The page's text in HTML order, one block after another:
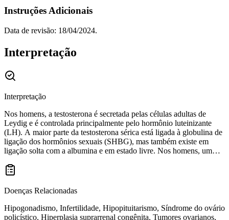
Instruções Adicionais
Data de revisão: 18/04/2024.
Interpretação
Interpretação
Nos homens, a testosterona é secretada pelas células adultas de
Leydig e é controlada principalmente pelo hormônio luteinizante
(LH). A maior parte da testosterona sérica está ligada à globulina de
ligação dos hormônios sexuais (SHBG), mas também existe em
ligação solta com a albumina e em estado livre. Nos homens, um
hipogonadismo, hipopituitarismo, hiperprolactinemia, insuficiência
renal, cirrose hepática ou síndrome de Kleinfelter. Valores elevados
de testosterona total nos homens podem ser causados por tumores
das glândulas suprarrenais ou dos testículos, hiperplasia congênita
das glândulas suprarrenais ou anomalias do eixo hipotalâmico-
pituitário-testicular. Nas mulheres, a testosterona é produzida nos
Doenças Relacionadas
Hipogonadismo, Infertilidade, Hipopituitarismo, Síndrome do ovário
policístico, Hiperplasia suprarrenal congênita, Tumores ovarianos,